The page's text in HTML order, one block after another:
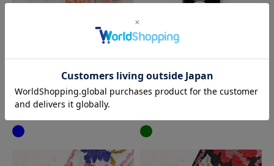
京都府京都市下京区四条通麩屋町東入奈良物町362 株式会社ノム
ラテーラー
担当：オンラインショップ係
オンラインショップ直通TEL/FAX：075-257-7781
E-mail：shop@nomura-tailor.co.jp
インド製 刺繍リボン 約
50mm幅
158円
バイアステープ WIDE45 ワ
イド 45mm